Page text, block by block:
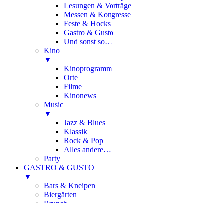
Lesungen & Vorträge
Messen & Kongresse
Feste & Hocks
Gastro & Gusto
Und sonst so…
Kino
▼
Kinoprogramm
Orte
Filme
Kinonews
Music
▼
Jazz & Blues
Klassik
Rock & Pop
Alles andere…
Party
GASTRO & GUSTO
▼
Bars & Kneipen
Biergärten